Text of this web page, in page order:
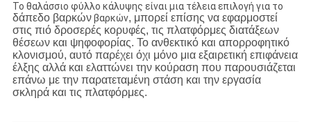
Το θαλάσσιο φύλλο κάλυψης είναι μια τέλεια επιλογή για το
δάπεδο βαρκώνβαρκών, μπορεί επίσης να εφαρμοστεί
στις πιό δροσερές κορυφές, τις πλατφόρμες διατάξεων
θέσεων και ψηφοφορίας. Το ανθεκτικό και απορροφητικό
κλονισμού, αυτό παρέχει όχι μόνο μια εξαιρετική επιφάνεια
έλξης αλλά και ελαττώνει την κούραση που παρουσιάζεται
επάνω με την παρατεταμένη στάση και την εργασία
σκληρά και τις πλατφόρμες.